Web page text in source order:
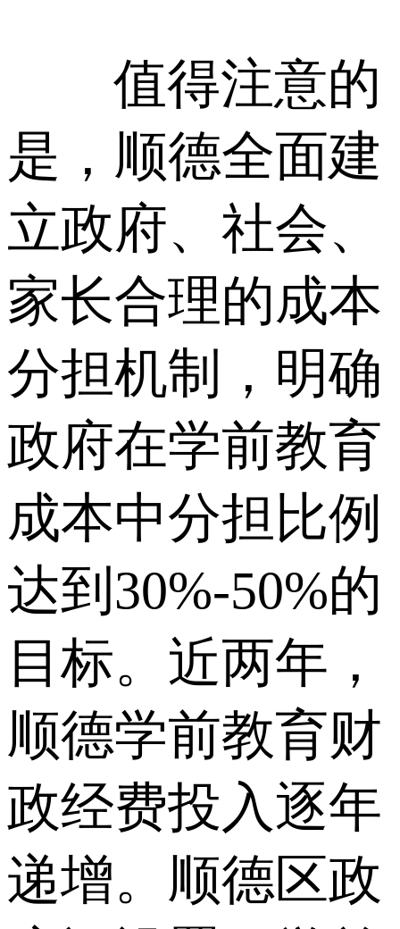
值得注意的
是，顺德全面建
立政府、社会、
家长合理的成本
分担机制，明确
政府在学前教育
成本中分担比例
达到30%-50%的
目标。近两年，
顺德学前教育财
政经费投入逐年
递增。顺德区政